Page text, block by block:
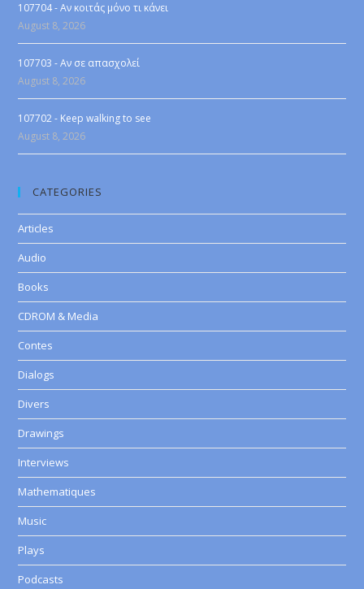
107704 - Αν κοιτάς μόνο τι κάνει
August 8, 2026
107703 - Αν σε απασχολεί
August 8, 2026
107702 - Keep walking to see
August 8, 2026
CATEGORIES
Articles
Audio
Books
CDROM & Media
Contes
Dialogs
Divers
Drawings
Interviews
Mathematiques
Music
Plays
Podcasts